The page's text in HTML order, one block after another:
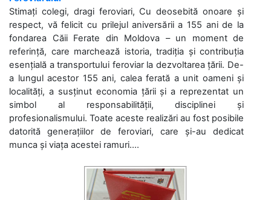
Stimați colegi, dragi feroviari, Cu deosebită onoare și
respect, vă felicit cu prilejul aniversării a 155 ani de la
fondarea Căii Ferate din Moldova – un moment de
referință, care marchează istoria, tradiția și contribuția
esențială a transportului feroviar la dezvoltarea țării. De-
a lungul acestor 155 ani, calea ferată a unit oameni și
localități, a susținut economia țării și a reprezentat un
simbol al responsabilității, disciplinei și
profesionalismului. Toate aceste realizări au fost posibile
datorită generațiilor de feroviari, care și-au dedicat
munca și viața acestei ramuri....